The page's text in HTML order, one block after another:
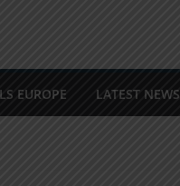
EUROPE LATEST NEWS